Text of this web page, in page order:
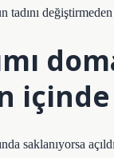
tadını
saklanıyorsa